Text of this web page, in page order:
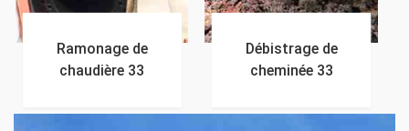
Ramonage de
chaudière 33
Débistrage de
cheminée 33